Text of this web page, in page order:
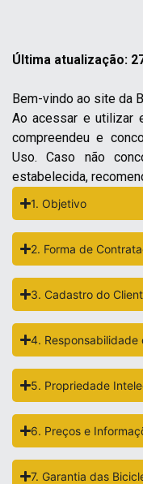
Última atualização:
Bem-vindo ao site da
Ao acessar e utilizar
compreendeu e
Uso. Caso não
estabelecida,
1. Objetivo
2. Forma de
3. Cadastro do
4. Responsabilidade
5. Propriedade
6. Preços e
7. Garantia das